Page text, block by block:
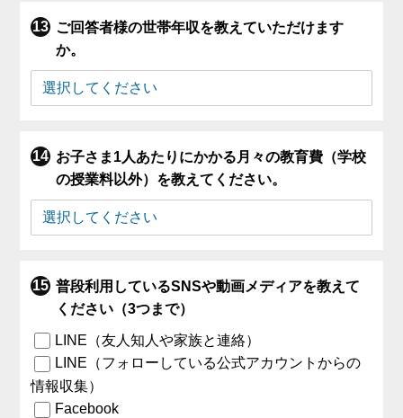
ご回答者様の世帯年収を教えていただけます
か。
お子さま1人あたりにかかる月々の教育費（学校
の授業料以外）を教えてください。
普段利用しているSNSや動画メディアを教えて
ください（3つまで）
LINE（友人知人や家族と連絡）
LINE（フォローしている公式アカウントからの
情報収集）
Facebook